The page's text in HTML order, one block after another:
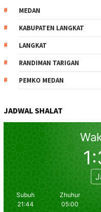
MEDAN
KABUPATEN LANGKAT
LANGKAT
RANDIMAN TARIGAN
PEMKO MEDAN
JADWAL SHALAT